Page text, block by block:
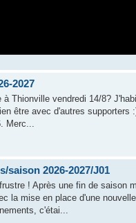
2027
à Thionville vendredi 14/8?
être avec d'autres
Merc...
saison 2026-2027/J01
! Après une fin de saison
la mise en place d'une
c'étai...